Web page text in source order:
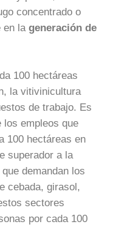
concentrado o
en la generación de
100 hectáreas
la vitivinicultura
de trabajo. Es
los empleos que
100 hectáreas en
superador a la
demandan los
cebada, girasol,
sectores
por cada 100